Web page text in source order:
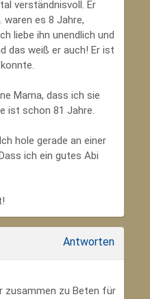
verständnisvoll. Er
es 8 Jahre,
liebe ihn unendlich und
das weiß er auch! Er ist
Mama, dass ich sie
ist schon 81 Jahre.
hole gerade an einer
ich ein gutes Abi
Antworten
zusammen zu Beten für